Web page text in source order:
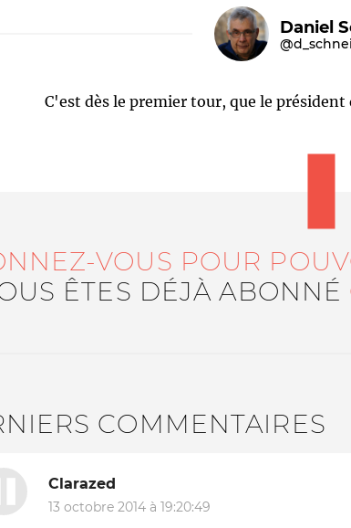
Daniel
C'est dès le premier tour, que le président
VOUS POUR
ÊTES DÉJÀ ABONNÉ
COMMENTAIRES
Clarazed
13 octobre 2014 à 19:20:49